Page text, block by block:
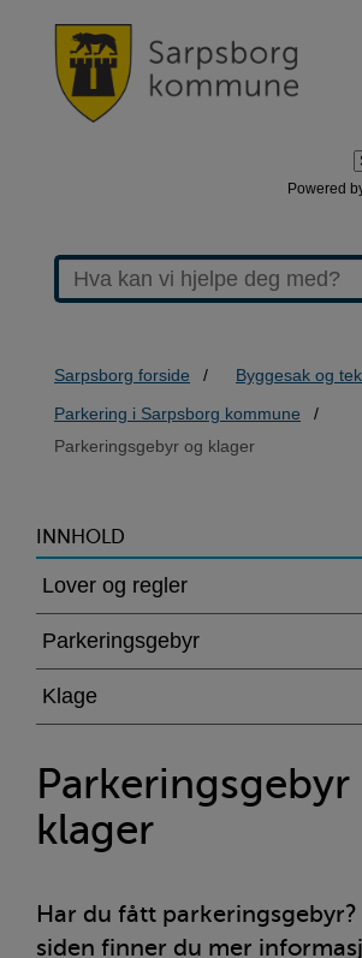
Powered
Sarpsborg forside
Byggesak og
Parkering i Sarpsborg kommune
Parkeringsgebyr og klager
>Parkeringsgebyr
og
klager
INNHOLD
Lover og regler
Parkeringsgebyr
Klage
Parkeringsgebyr
klager
Har du fått parkeringsgebyr?
siden finner du mer